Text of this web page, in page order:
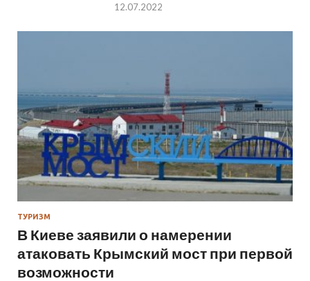
12.07.2022
ТУРИЗМ
В Киеве заявили о намерении
атаковать Крымский мост при первой
возможности